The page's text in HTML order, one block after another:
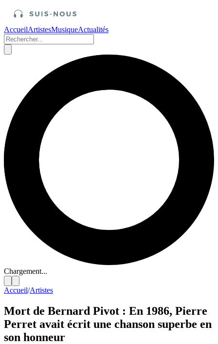
AccueilArtistesMusiqueActualités
Chargement...
Accueil/Artistes
Mort de Bernard Pivot : En 1986, Pierre
Perret avait écrit une chanson superbe en
son honneur